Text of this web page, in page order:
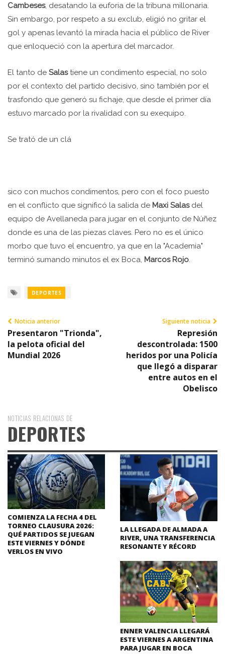
Cambeses, desatando la euforia de la tribuna millonaria.
Sin embargo, por respeto a su exclub, eligió no gritar el
gol y apenas levantó la mirada hacia el público de River
que enloqueció con la apertura del marcador.
El tanto de Salastiene un condimento especial, no solo
por el contexto del partido decisivo, sino también por el
trasfondo que generó su fichaje, que desde el primer día
estuvo marcado por la rivalidad con su exequipo.
Se trató de un clá
sico con muchos condimentos, pero con el foco puesto
en el conflicto que significó la salida de Maxi Salasdel
equipo de Avellaneda para jugar en el conjunto de Núñez
donde es una de las piezas claves. Pero no es el único
morbo que tuvo el encuentro, ya que en la "Academia"
terminó sumando minutos el ex Boca, Marcos Rojo.
DEPORTES
Noticia anterior
Presentaron "Trionda",
la pelota oficial del
Mundial 2026
Siguiente noticia
Represión
descontrolada: 1500
heridos por una Policía
que llegó a disparar
entre autos en el
Obelisco
NOTICIAS RELACIONAS DE
DEPORTES
COMIENZA LA FECHA 4 DEL
TORNEO CLAUSURA 2026:
QUÉ PARTIDOS SE JUEGAN
ESTE VIERNES Y DÓNDE
VERLOS EN VIVO
LA LLEGADA DE ALMADA A
RIVER, UNA TRANSFERENCIA
RESONANTE Y RÉCORD
ENNER VALENCIA LLEGARÁ
ESTE VIERNES A ARGENTINA
PARA JUGAR EN BOCA